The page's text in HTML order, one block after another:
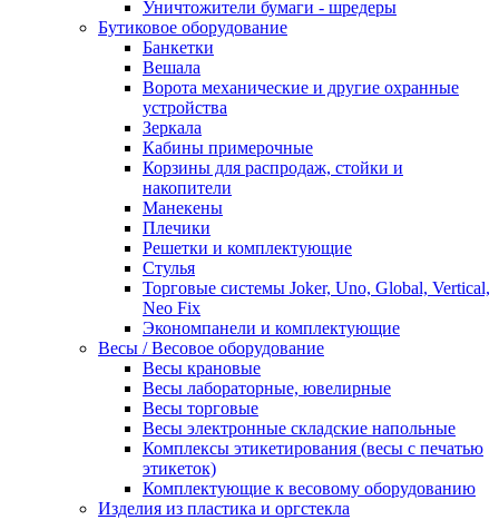
Уничтожители бумаги - шредеры
Бутиковое оборудование
Банкетки
Вешала
Ворота механические и другие охранные
устройства
Зеркала
Кабины примерочные
Корзины для распродаж, стойки и
накопители
Манекены
Плечики
Решетки и комплектующие
Стулья
Торговые системы Joker, Uno, Global, Vertical,
Neo Fix
Экономпанели и комплектующие
Весы / Весовое оборудование
Весы крановые
Весы лабораторные, ювелирные
Весы торговые
Весы электронные складские напольные
Комплексы этикетирования (весы с печатью
этикеток)
Комплектующие к весовому оборудованию
Изделия из пластика и оргстекла